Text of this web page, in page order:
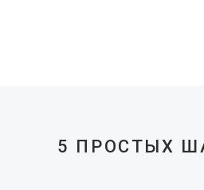
5 ПРОСТЫХ